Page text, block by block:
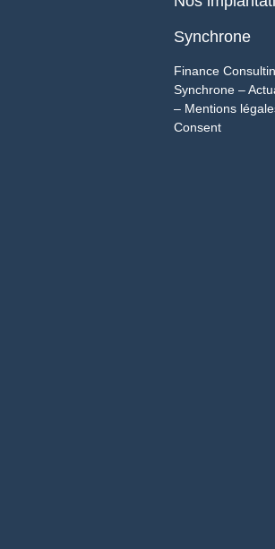
Synchrone
Finance
Synchrone–
– Mentions
Consent